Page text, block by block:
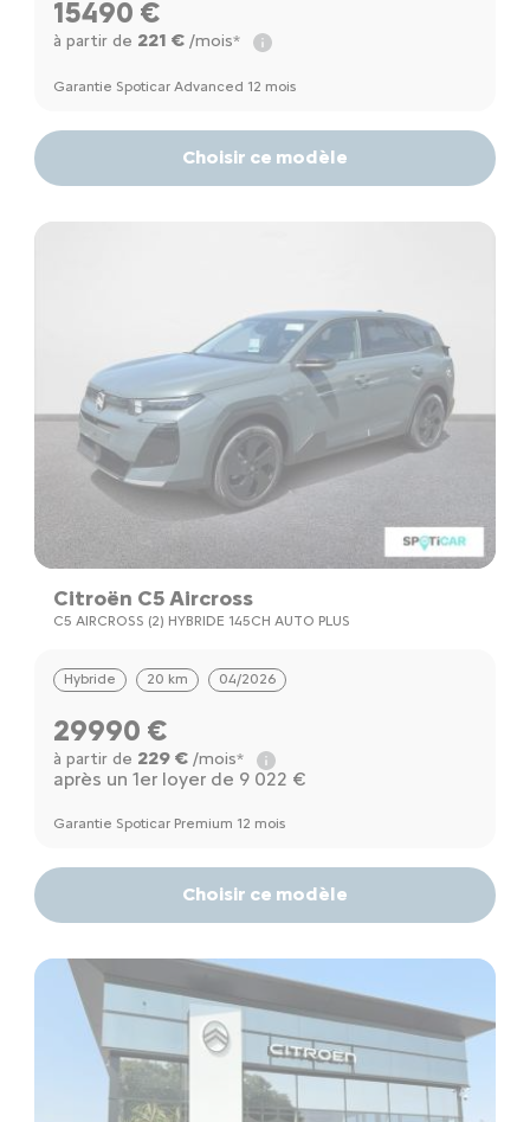
15490 €
à partir de 221 €/mois*
Garantie Spoticar Advanced 12 mois
Choisir ce modèle
Citroën C5 Aircross
C5 AIRCROSS (2) HYBRIDE 145CH AUTO PLUS
Hybride 20 km 04/2026
29990 €
à partir de 229 €/mois*
après un 1er loyer de 9 022 €
Garantie Spoticar Premium 12 mois
Choisir ce modèle